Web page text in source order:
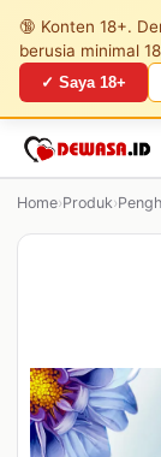
🔞 Konten 18+.
berusia minimal
✓ Saya 18+
Home›Produk›